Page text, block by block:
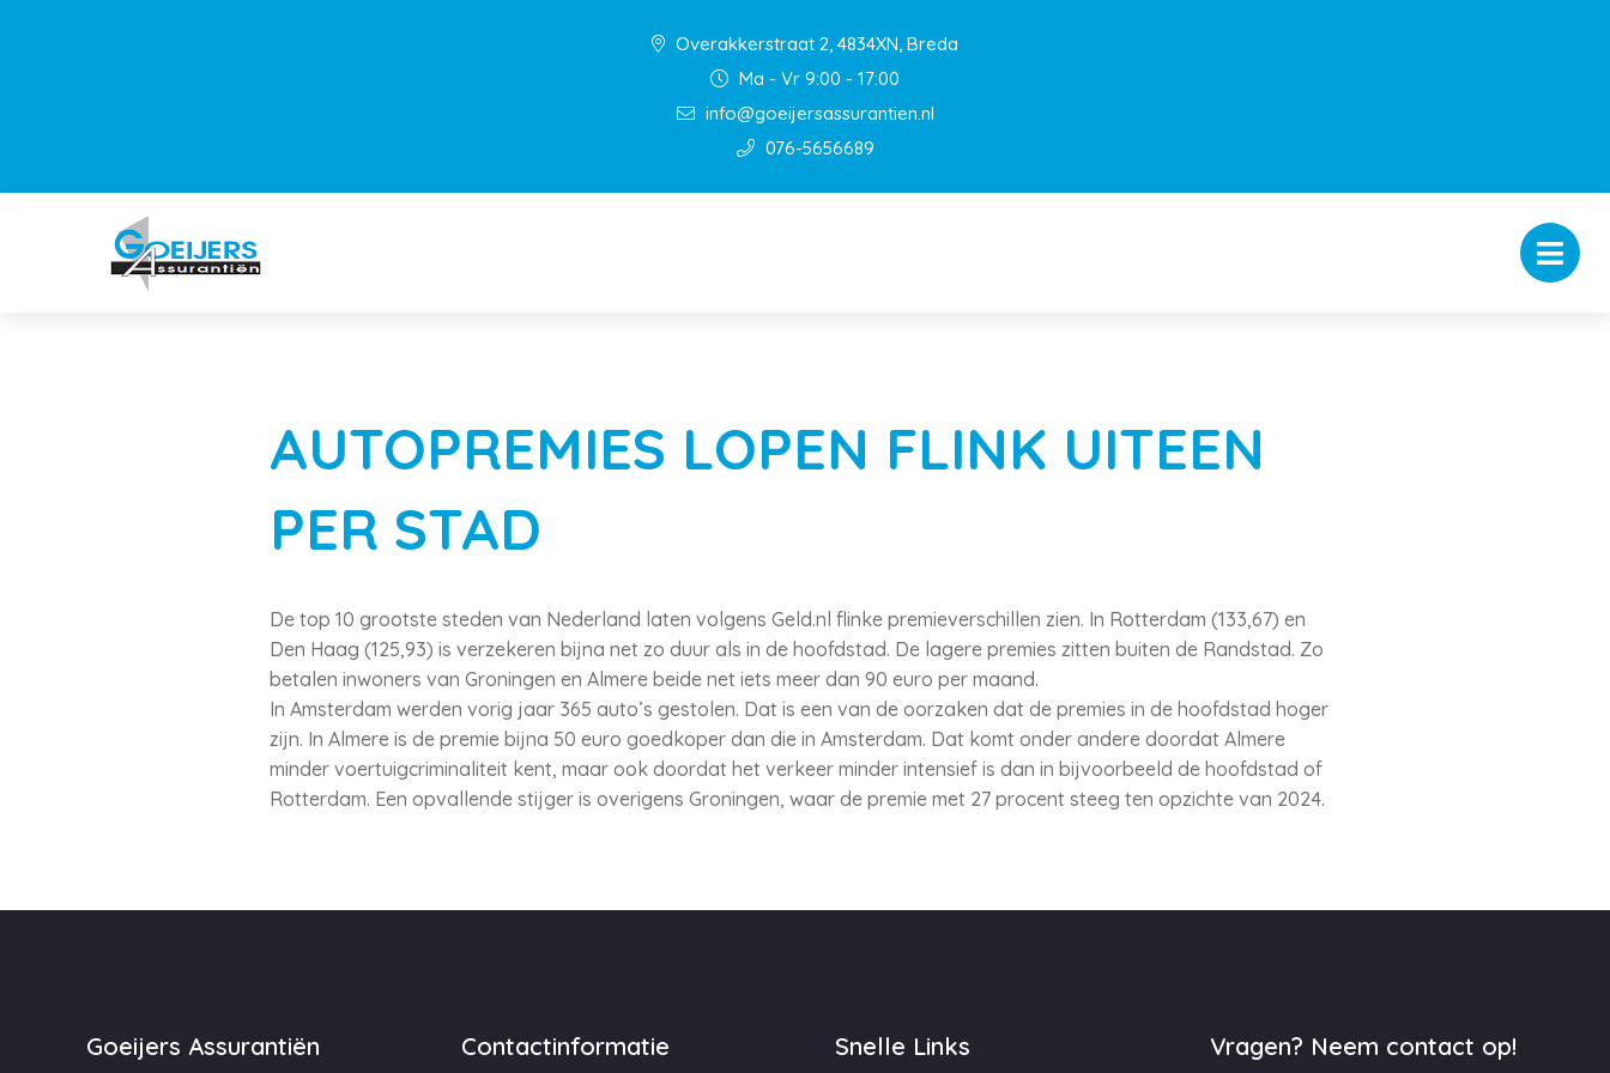
Overakkerstraat 2, 4834XN, Breda
Ma - Vr 9:00 - 17:00
info@goeijersassurantien.nl
076-5656689
AUTOPREMIES LOPEN FLINK UITEEN
PER STAD
De top 10 grootste steden van Nederland laten volgens Geld.nl flinke premieverschillen zien. In Rotterdam (133,67) en
Den Haag (125,93) is verzekeren bijna net zo duur als in de hoofdstad. De lagere premies zitten buiten de Randstad. Zo
betalen inwoners van Groningen en Almere beide net iets meer dan 90 euro per maand.
In Amsterdam werden vorig jaar 365 auto’s gestolen. Dat is een van de oorzaken dat de premies in de hoofdstad hoger
zijn. In Almere is de premie bijna 50 euro goedkoper dan die in Amsterdam. Dat komt onder andere doordat Almere
minder voertuigcriminaliteit kent, maar ook doordat het verkeer minder intensief is dan in bijvoorbeeld de hoofdstad of
Rotterdam. Een opvallende stijger is overigens Groningen, waar de premie met 27 procent steeg ten opzichte van 2024.
Goeijers Assurantiën Contactinformatie Snelle Links Vragen? Neem contact op!